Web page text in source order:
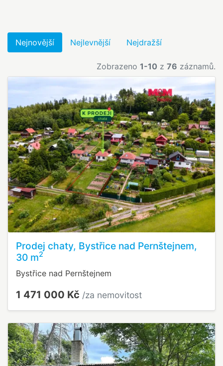
Nejnovější Nejlevnější Nejdražší
Zobrazeno 1-10 z 76 záznamů.
Prodej chaty, Bystřice nad Pernštejnem,
30 m2
Bystřice nad Pernštejnem
1 471 000 Kč /za nemovitost